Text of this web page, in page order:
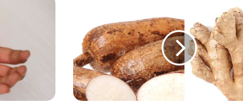
කා
,
ඉ
ඟු
රු